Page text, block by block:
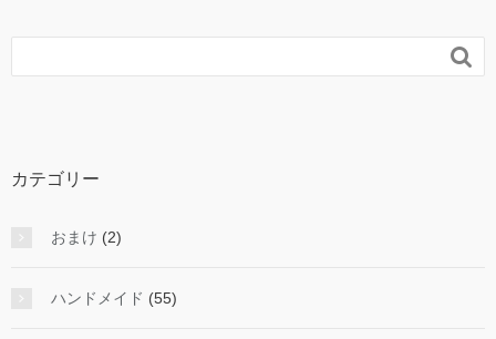

カテゴリー
おまけ (2)
ハンドメイド (55)